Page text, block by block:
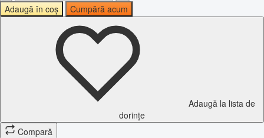
Adaugă în coș
Cumpără acum
Adaugă la lista de
dorințe
Compară